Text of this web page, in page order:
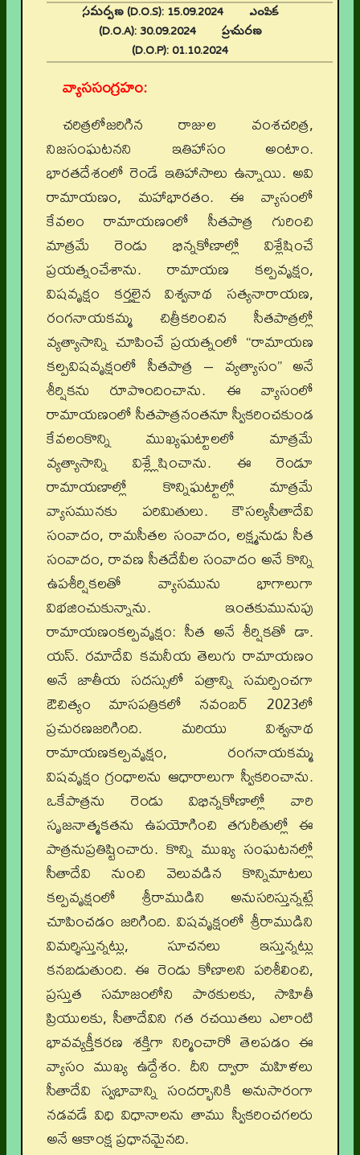
సమర్పణ (D.O.S):15.09.2024 ఎంపిక
(D.O.A):30.09.2024 ప్రచురణ
(D.O.P):01.10.2024
వ్యాససంగ్రహం:
చరిత్రలోజరిగిన రాజుల వంశచరిత్ర,
నిజసంఘటనని ఇతిహాసం అంటాం.
భారతదేశంలో రెండే ఇతిహాసాలు ఉన్నాయి. అవి
రామాయణం, మహాభారతం. ఈ వ్యాసంలో
కేవలం రామాయణంలో సీతపాత్ర గురించి
మాత్రమే రెండు భిన్నకోణాల్లో విశ్లేషించే
ప్రయత్నంచేశాను. రామాయణ కల్పవృక్షం,
విషవృక్షం కర్తలైన విశ్వనాథ సత్యనారాయణ,
రంగనాయకమ్మ చిత్రీకరించిన సీతపాత్రల్లో
వ్యత్యాసాన్ని చూపించే ప్రయత్నంలో “రామాయణ
కల్పవిషవృక్షంలో సీతపాత్ర – వ్యత్యాసం” అనే
శీర్షికను రూపొందించాను. ఈ వ్యాసంలో
రామాయణంలో సీతపాత్రనంతనూ స్వీకరించకుండ
కేవలంకొన్ని ముఖ్యఘట్టాలలో మాత్రమే
వ్యత్యాసాన్ని విశ్ల్లేషించాను. ఈ రెండూ
రామాయణాల్లో కొన్నిఘట్టాల్లో మాత్రమే
వ్యాసమునకు పరిమితులు. కౌసల్యసీతాదేవి
సంవాదం, రామసీతల సంవాదం, లక్ష్మనుడు సీత
సంవాదం, రావణ సీతదేవీల సంవాదం అనే కొన్ని
ఉపశీర్షికలతో వ్యాసమును భాగాలుగా
విభజించుకున్నాను. ఇంతకుమునుపు
రామాయణంకల్పవృక్షం: సీత అనే శీర్షికతో డా.
యస్. రమాదేవి కమనీయ తెలుగు రామాయణం
అనే జాతీయ సదస్సులో పత్రాన్ని సమర్పించగా
ఔచిత్యం మాసపత్రికలో నవంబర్ 2023లో
ప్రచురణజరిగింది. మరియు విశ్వనాథ
రామాయణకల్పవృక్షం, రంగనాయకమ్మ
విషవృక్షం గ్రంధాలను ఆధారాలుగా స్వీకరించాను.
ఒకేపాత్రను రెండు విభిన్నకోణాల్లో వారి
సృజనాత్మకతను ఉపయోగించి తగురీతుల్లో ఈ
పాత్రనుప్రతిష్టించారు. కొన్ని ముఖ్య సంఘటనల్లో
సీతాదేవి నుంచి వెలువడిన కొన్నిమాటలు
కల్పవృక్షంలో శ్రీరాముడిని అనుసరిస్తున్నట్లే
చూపించడం జరిగింది. విషవృక్షంలో శ్రీరాముడిని
విమర్శిస్తున్నట్లు, సూచనలు ఇస్తున్నట్లు
కనబడుతుంది. ఈ రెండు కోణాలని పరిశీలించి,
ప్రస్తుత సమాజంలోని పాఠకులకు, సాహితీ
ప్రియులకు, సీతాదేవిని గత రచయితలు ఎలాంటి
భావవ్యక్తీకరణ శక్తిగా నిర్మించారో తెలపడం ఈ
వ్యాసం ముఖ్య ఉద్దేశం. దీని ద్వారా మహిళలు
సీతాదేవి స్వభావాన్ని సందర్భానికి అనుసారంగా
నడవడే విధి విధానాలను తాము స్వీకరించగలరు
అనే ఆకాంక్ష ప్రధానమైనది.